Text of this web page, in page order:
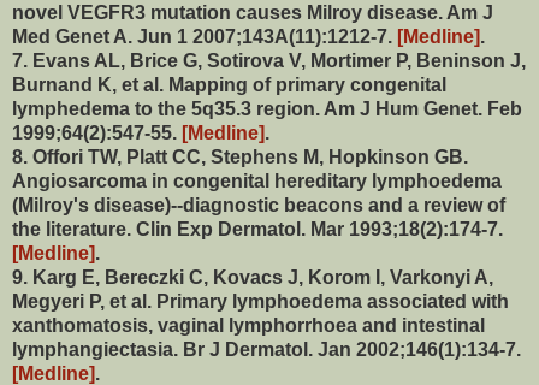
novel VEGFR3 mutation causes Milroy disease. Am J
Med Genet A. Jun 1 2007;143A(11):1212-7. [Medline].
7. Evans AL, Brice G, Sotirova V, Mortimer P, Beninson J,
Burnand K, et al. Mapping of primary congenital
lymphedema to the 5q35.3 region. Am J Hum Genet. Feb
1999;64(2):547-55. [Medline].
8. Offori TW, Platt CC, Stephens M, Hopkinson GB.
Angiosarcoma in congenital hereditary lymphoedema
(Milroy's disease)--diagnostic beacons and a review of
the literature. Clin Exp Dermatol. Mar 1993;18(2):174-7.
[Medline].
9. Karg E, Bereczki C, Kovacs J, Korom I, Varkonyi A,
Megyeri P, et al. Primary lymphoedema associated with
xanthomatosis, vaginal lymphorrhoea and intestinal
lymphangiectasia. Br J Dermatol. Jan 2002;146(1):134-7.
[Medline].